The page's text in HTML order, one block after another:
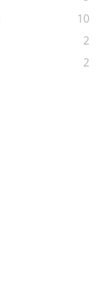
10
2
2